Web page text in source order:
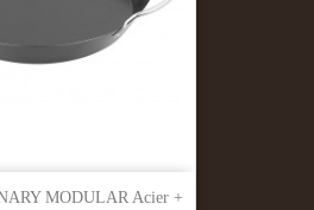
MODULAR Acier +